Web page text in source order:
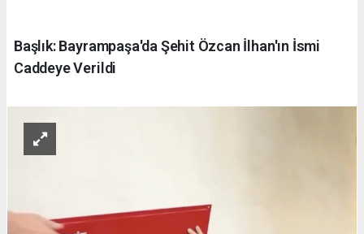
Başlık: Bayrampaşa'da Şehit Özcan İlhan'ın İsmi
Caddeye Verildi